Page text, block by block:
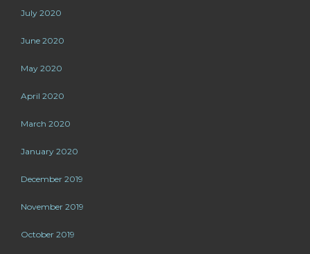
July 2020
June 2020
May 2020
April 2020
March 2020
January 2020
December 2019
November 2019
October 2019